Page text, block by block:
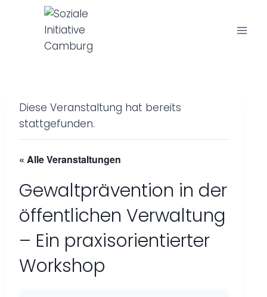
Diese Veranstaltung hat bereits
stattgefunden.
« Alle Veranstaltungen
Gewaltprävention in der
öffentlichen Verwaltung
– Ein praxisorientierter
Workshop